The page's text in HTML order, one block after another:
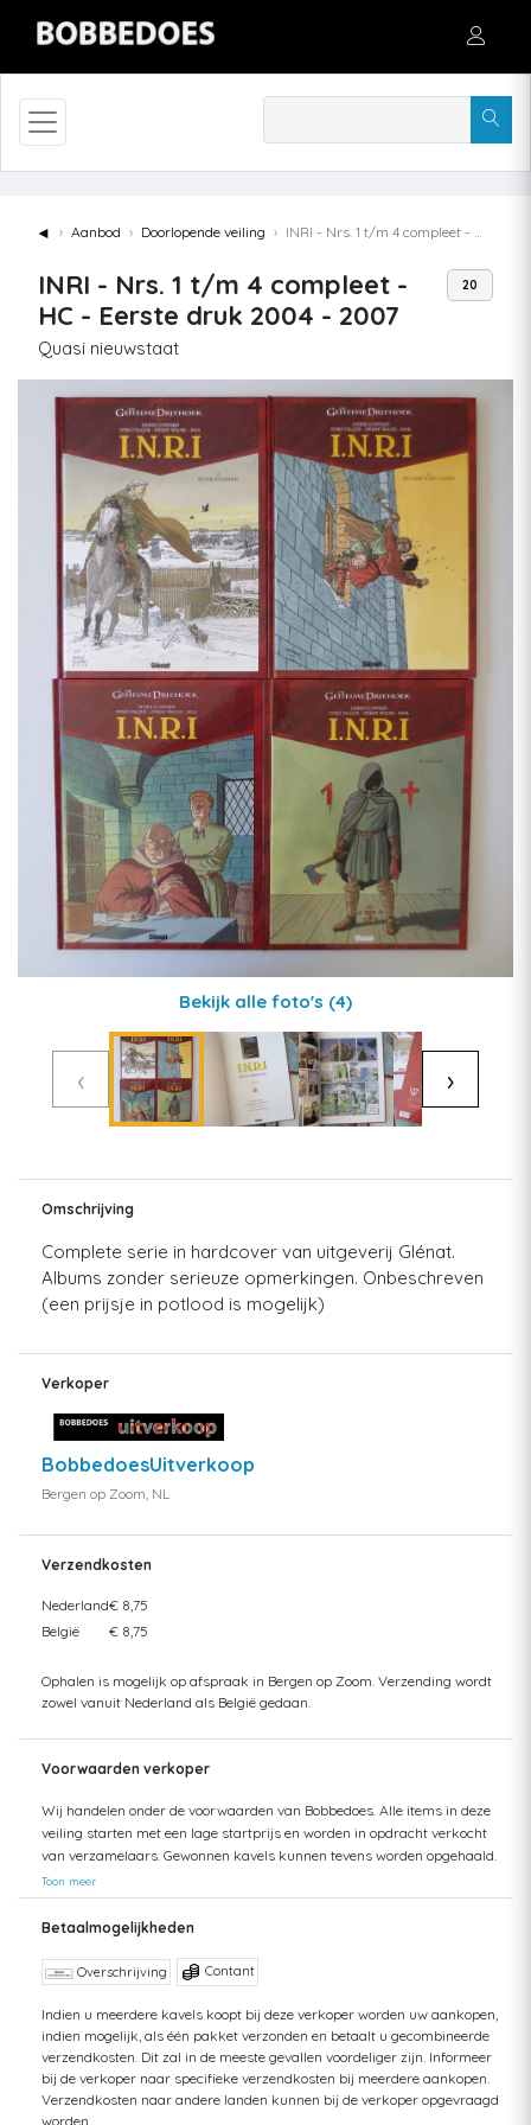
◄ Aanbod Doorlopende veiling INRI - Nrs. 1 t/m 4 compleet - HC - Eerste druk 2004 - 2007
INRI - Nrs. 1 t/m 4 compleet -
HC - Eerste druk 2004 - 2007
Quasi nieuwstaat
20
Bekijk alle foto's (4)
‹ ›
Omschrijving
Complete serie in hardcover van uitgeverij Glénat.
Albums zonder serieuze opmerkingen. Onbeschreven
(een prijsje in potlood is mogelijk)
Verkoper
BobbedoesUitverkoop
Bergen op Zoom, NL
Verzendkosten
Nederland€ 8,75
België
€ 8,75
Ophalen is mogelijk op afspraak in Bergen op Zoom. Verzending wordt
zowel vanuit Nederland als België gedaan.
Voorwaarden verkoper
Wij handelen onder de voorwaarden van Bobbedoes. Alle items in deze
veiling starten met een lage startprijs en worden in opdracht verkocht
van verzamelaars. Gewonnen kavels kunnen tevens worden opgehaald.
Uw aankopen worden gecombineerd verzonden om hoge verzendkosten
te kunnen beperken. Zendingen worden gedaan vanuit zowel België als
Nederland. Bij verzending van bedragen hoger dan €75 wordt een
hoger uitvallen dan het getoonde tarief aangezien de uiteindelijke
verkoopprijs niet altijd bekend is. Bij een aangetekende zending bent u
verzekerd tegen schade of verlies van uw zending. Bij een standaard
zending kan ik geen terugbetaling doen van uw aankoop bij verlies of
schade. Voor vragen hierover kunt u altijd contact opnemen. Aankopen
worden, zonder afspraak, maximaal 1 jaar bewaard. Daarna kunt u
geen aanspraak maken op uw betaling en op uw bewaarde aankopen,
Toon meer
Betaalmogelijkheden
Overschrijving Contant
Indien u meerdere kavels koopt bij deze verkoper worden uw aankopen,
indien mogelijk, als één pakket verzonden en betaalt u gecombineerde
verzendkosten. Dit zal in de meeste gevallen voordeliger zijn. Informeer
bij de verkoper naar specifieke verzendkosten bij meerdere aankopen.
Verzendkosten naar andere landen kunnen bij de verkoper opgevraagd
worden.